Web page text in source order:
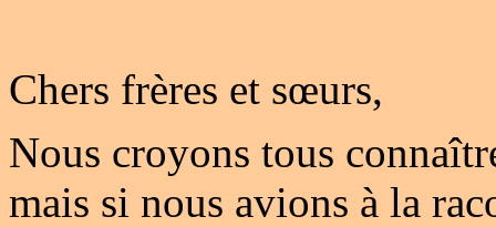
Chers frères et sœurs,
Nous croyons tous
mais si nous avions à la